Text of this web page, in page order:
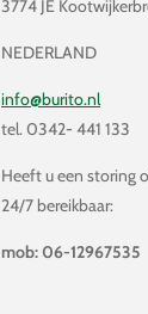
3774 JE
NEDERLAND
info@burito.nl
tel. 0342- 441 133
Heeft u een storing
24/7 bereikbaar:
mob: 06-12967535